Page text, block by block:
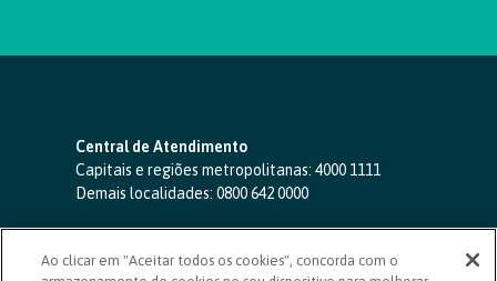
Central de Atendimento
Capitais e regiões metropolitanas: 4000 1111
Demais localidades: 0800 642 0000
SAC 24 horas-0800 724 4420
Ouvidoria
Ao clicar em "Aceitar todos os cookies", concorda com o